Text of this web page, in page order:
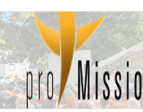
Inhalt
springen